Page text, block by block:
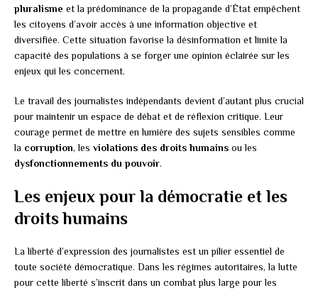
pluralisme et la prédominance de la propagande d’État empêchent
les citoyens d’avoir accès à une information objective et
diversifiée. Cette situation favorise la désinformation et limite la
capacité des populations à se forger une opinion éclairée sur les
enjeux qui les concernent.
Le travail des journalistes indépendants devient d’autant plus crucial
pour maintenir un espace de débat et de réflexion critique. Leur
courage permet de mettre en lumière des sujets sensibles comme
la corruption, les violations des droits humains ou les
dysfonctionnements du pouvoir.
Les enjeux pour la démocratie et les
droits humains
La liberté d’expression des journalistes est un pilier essentiel de
toute société démocratique. Dans les régimes autoritaires, la lutte
pour cette liberté s’inscrit dans un combat plus large pour les